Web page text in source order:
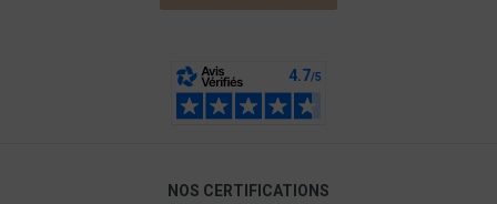
NOS CERTIFICATIONS